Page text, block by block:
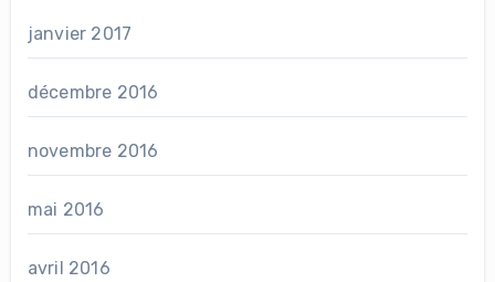
janvier 2017
décembre 2016
novembre 2016
mai 2016
avril 2016